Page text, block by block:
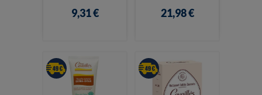
9,31 € 21,98 €